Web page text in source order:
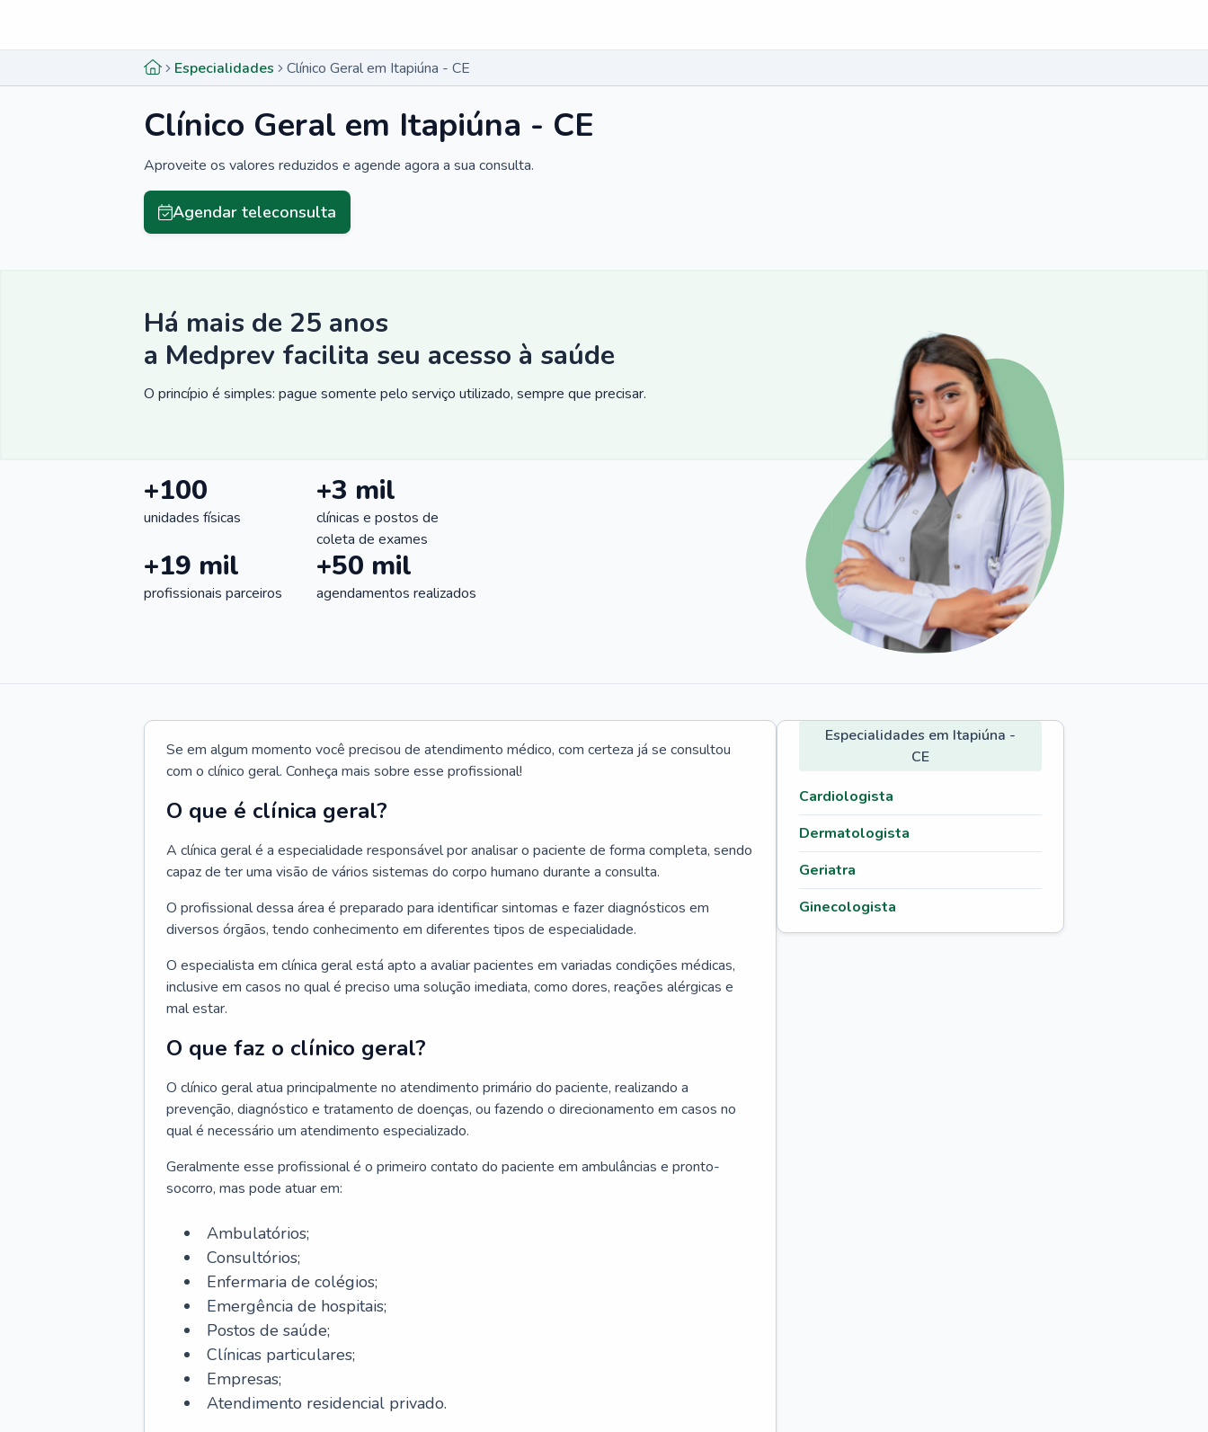
Especialidades Clínico Geral em Itapiúna - CE
Clínico Geral em Itapiúna - CE
Aproveite os valores reduzidos e agende agora a sua consulta.
Agendar teleconsulta
Há mais de 25 anos
a Medprev facilita seu acesso à saúde
O princípio é simples: pague somente pelo serviço utilizado, sempre que precisar.
+100
unidades físicas
+3 mil
clínicas e postos de
coleta de exames
+19 mil
profissionais parceiros
+50 mil
agendamentos realizados
Se em algum momento você precisou de atendimento médico, com certeza já se consultou
com o clínico geral. Conheça mais sobre esse profissional!
O que é clínica geral?
A clínica geral é a especialidade responsável por analisar o paciente de forma completa, sendo
capaz de ter uma visão de vários sistemas do corpo humano durante a consulta.
O profissional dessa área é preparado para identificar sintomas e fazer diagnósticos em
diversos órgãos, tendo conhecimento em diferentes tipos de especialidade.
O especialista em clínica geral está apto a avaliar pacientes em variadas condições médicas,
inclusive em casos no qual é preciso uma solução imediata, como dores, reações alérgicas e
mal estar.
O que faz o clínico geral?
O clínico geral atua principalmente no atendimento primário do paciente, realizando a
prevenção, diagnóstico e tratamento de doenças, ou fazendo o direcionamento em casos no
qual é necessário um atendimento especializado.
Geralmente esse profissional é o primeiro contato do paciente em ambulâncias e pronto-
socorro, mas pode atuar em:
Ambulatórios;
Consultórios;
Enfermaria de colégios;
Emergência de hospitais;
Postos de saúde;
Clínicas particulares;
Empresas;
Atendimento residencial privado.
Especialidades em Itapiúna -
CE
Cardiologista
Dermatologista
Geriatra
Ginecologista